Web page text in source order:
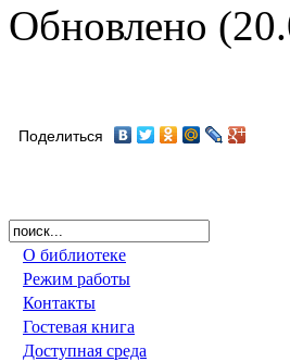
Обновлено
Поделиться
О библиотеке
Режим работы
Контакты
Гостевая книга
Доступная среда